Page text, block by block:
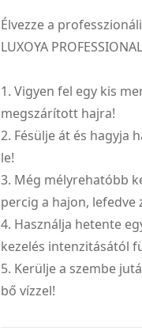
Élvezze a
LUXOYA
1. Vigyen fel egy kis
megszárított hajra!
2. Fésülje át és hagyja
le!
3. Még mélyrehatóbb
percig a hajon, lefedve
4. Használja hetente
kezelés intenzitásától
5. Kerülje a szembe
bő vízzel!